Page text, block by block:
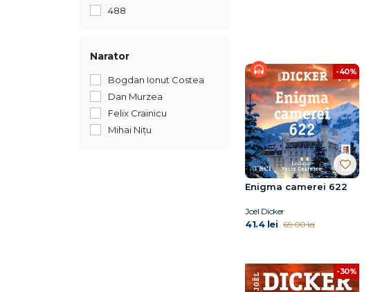
488
Narator
Bogdan Ionut Costea
Dan Murzea
Felix Crainicu
Mihai Nițu
-40%
Enigma camerei 622
Joël Dicker
41.4 lei 69.00 lei
-30%